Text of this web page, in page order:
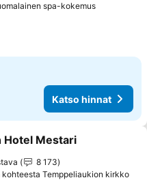
spa-kokemusKatso
Katso hinnat
suosikkeihin
Hotel Mestari
8 173
kohteesta Temppeliaukion kirkko